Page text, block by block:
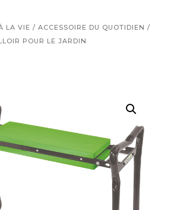
LA VIE / ACCESSOIRE DU QUOTIDIEN /
POUR LE JARDIN